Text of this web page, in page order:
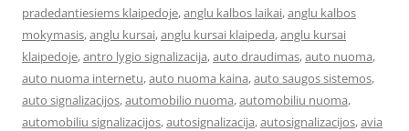
pradedantiesiems klaipedoje,anglu kalbos laikai,anglu kalbos
mokymasis,anglu kursai,anglu kursai klaipeda,anglu kursai
klaipedoje,antro lygio signalizacija,auto draudimas,auto nuoma,
auto nuoma internetu,auto nuoma kaina,auto saugos sistemos,
auto signalizacijos,automobilio nuoma,automobiliu nuoma,
automobiliu signalizacijos,autosignalizacija,autosignalizacijos,avia